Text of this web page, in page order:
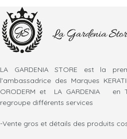
la température et de la vitesse
Une touche d’air froid + une
position fixe pour un air froid
continu et une parfaite fixation
et tenue du résultat
LA GARDENIA STORE est la
l’ambassadrice des Marques
ORODERM et LA GARDENIA en
regroupe différents services
-Vente gros et détails des produits